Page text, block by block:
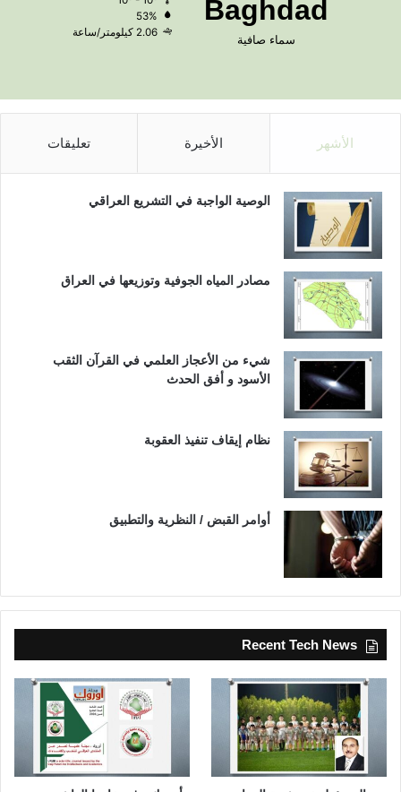
Baghdad
سماء صافية
53%
2.06 كيلومتر/ساعة
الأشهر الأخيرة تعليقات
الوصية الواجبة في التشريع العراقي
مصادر المياه الجوفية وتوزيعها في العراق
شيء من الأعجاز العلمي في القرآن الثقب
الأسود و أفق الحدث
نظام إيقاف تنفيذ العقوبة
أوامر القبض / النظرية والتطبيق
Recent Tech News